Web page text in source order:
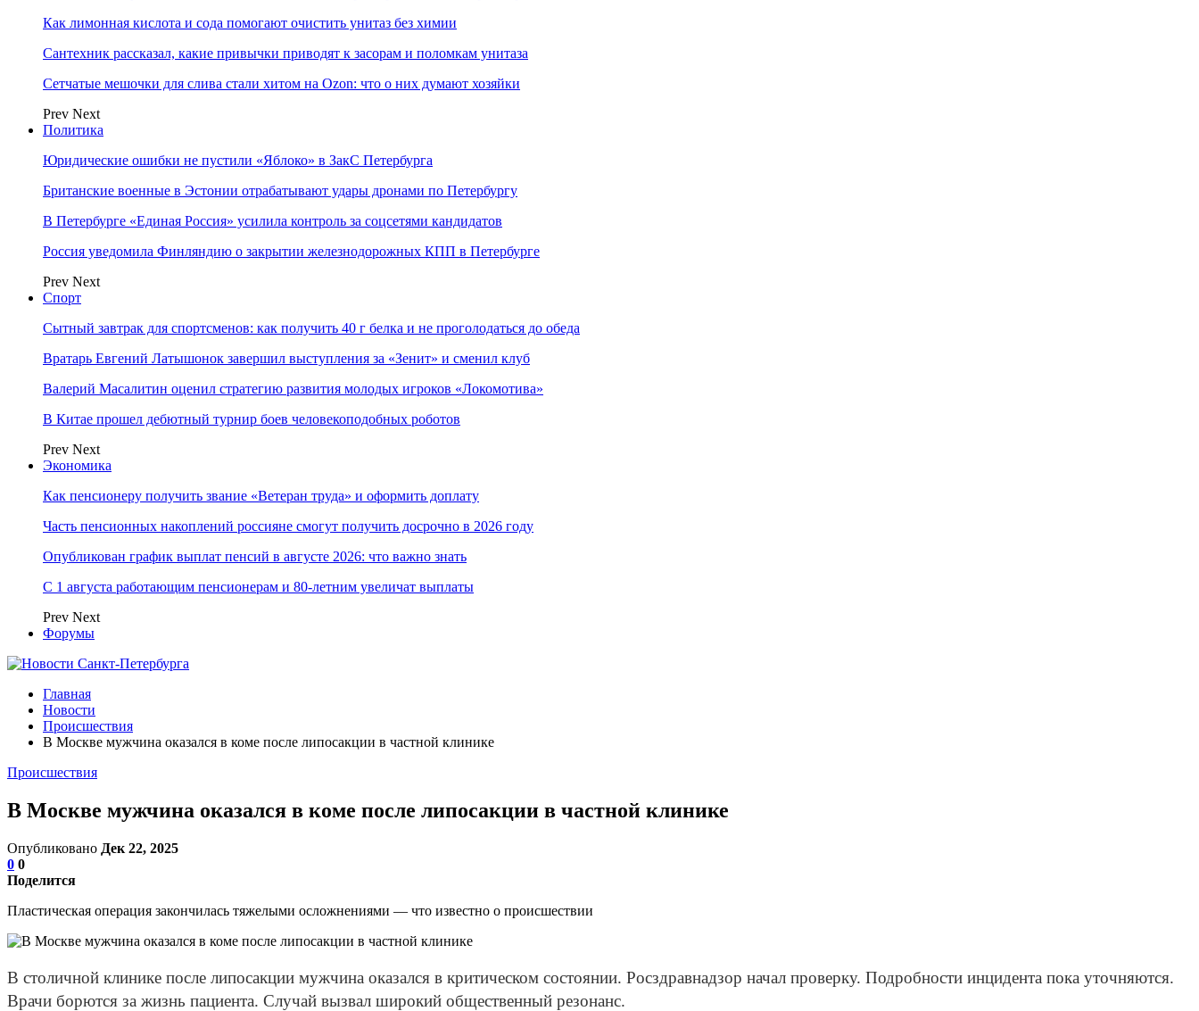
Как лимонная кислота и сода помогают очистить унитаз без химии
Сантехник рассказал, какие привычки приводят к засорам и поломкам унитаза
Сетчатые мешочки для слива стали хитом на Ozon: что о них думают хозяйки
Prev Next
Политика
Юридические ошибки не пустили «Яблоко» в ЗакС Петербурга
Британские военные в Эстонии отрабатывают удары дронами по Петербургу
В Петербурге «Единая Россия» усилила контроль за соцсетями кандидатов
Россия уведомила Финляндию о закрытии железнодорожных КПП в Петербурге
Prev Next
Спорт
Сытный завтрак для спортсменов: как получить 40 г белка и не проголодаться до обеда
Вратарь Евгений Латышонок завершил выступления за «Зенит» и сменил клуб
Валерий Масалитин оценил стратегию развития молодых игроков «Локомотива»
В Китае прошел дебютный турнир боев человекоподобных роботов
Prev Next
Экономика
Как пенсионеру получить звание «Ветеран труда» и оформить доплату
Часть пенсионных накоплений россияне смогут получить досрочно в 2026 году
Опубликован график выплат пенсий в августе 2026: что важно знать
С 1 августа работающим пенсионерам и 80-летним увеличат выплаты
Prev Next
Форумы
Главная
Новости
Происшествия
В Москве мужчина оказался в коме после липосакции в частной клинике
Происшествия
В Москве мужчина оказался в коме после липосакции в частной клинике
Опубликовано Дек 22, 2025
0 0
Поделится
Пластическая операция закончилась тяжелыми осложнениями — что известно о происшествии
В столичной клинике после липосакции мужчина оказался в критическом состоянии. Росздравнадзор начал проверку. Подробности инцидента пока уточняются.
Врачи борются за жизнь пациента. Случай вызвал широкий общественный резонанс.